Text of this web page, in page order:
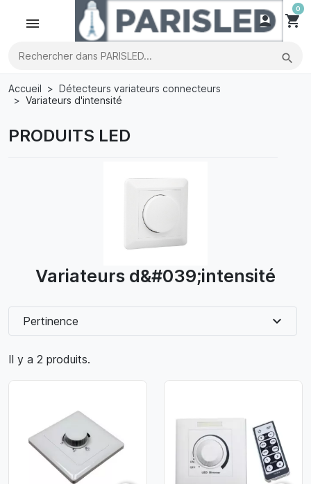
 shopping_cart
0
search
Accueil
Détecteurs variateurs connecteurs
Variateurs d'intensité
PRODUITS LED
Variateurs d&#039;intensité
Il y a 2 produits.
Pertinence expand_more